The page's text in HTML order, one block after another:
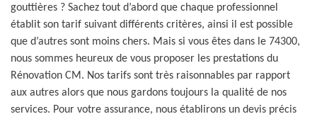
gouttières ? Sachez tout d’abord que chaque professionnel
établit son tarif suivant différents critères, ainsi il est possible
que d’autres sont moins chers. Mais si vous êtes dans le 74300,
nous sommes heureux de vous proposer les prestations du
Rénovation CM. Nos tarifs sont très raisonnables par rapport
aux autres alors que nous gardons toujours la qualité de nos
services. Pour votre assurance, nous établirons un devis précis